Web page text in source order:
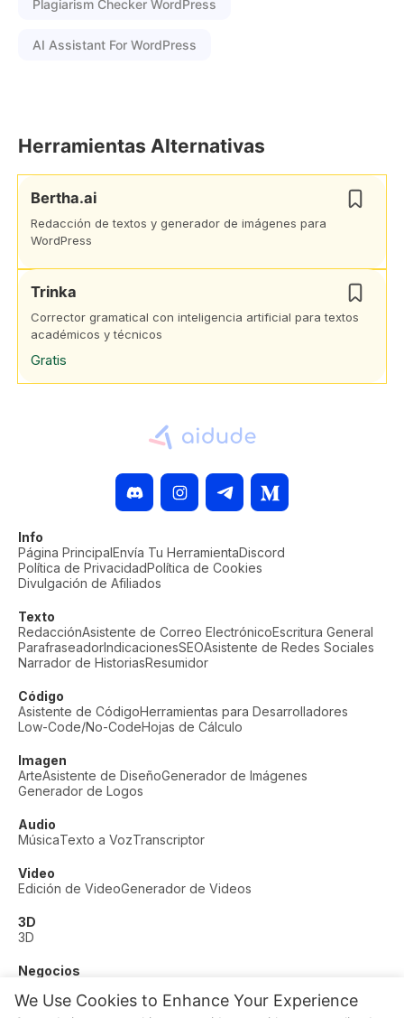
We Use Cookies to Enhance Your Experience
Plagiarism Checker WordPress
AI Assistant For WordPress
Herramientas Alternativas
Bertha.ai
Redacción de textos y generador de imágenes para
WordPress
Trinka
Corrector gramatical con inteligencia artificial para textos
académicos y técnicos
Gratis
Info
Página PrincipalEnvía Tu HerramientaDiscord
Política de PrivacidadPolítica de Cookies
Divulgación de Afiliados
Texto
RedacciónAsistente de Correo ElectrónicoEscritura General
ParafraseadorIndicacionesSEOAsistente de Redes Sociales
Narrador de HistoriasResumidor
Código
Asistente de CódigoHerramientas para Desarrolladores
Low-Code/No-CodeHojas de Cálculo
Imagen
ArteAsistente de DiseñoGenerador de Imágenes
Generador de Logos
Audio
MúsicaTexto a VozTranscriptor
Video
Edición de VideoGenerador de Videos
3D
3D
Negocios